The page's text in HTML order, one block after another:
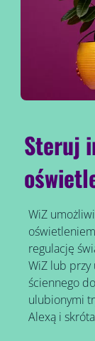
Steruj
WiZ
regulację
WiZ lub przy
ściennego
ulubionymi
Alexą i